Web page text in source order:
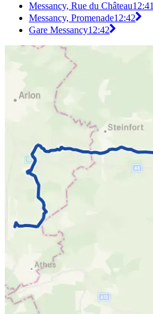
Messancy, Rue du Château12:41
Messancy, Promenade12:42
Gare Messancy12:42